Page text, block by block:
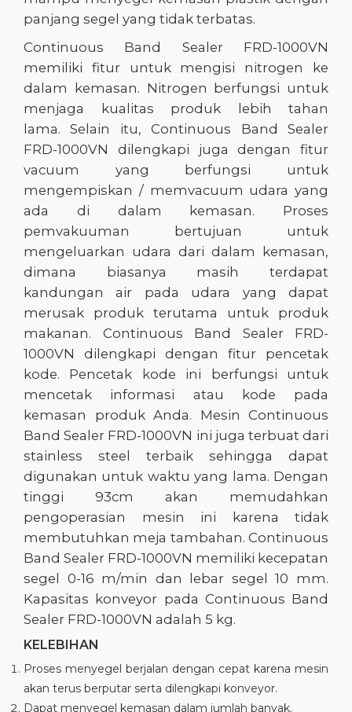
panjang segel yang tidak terbatas.
Continuous Band Sealer FRD-1000VN
memiliki fitur untuk mengisi nitrogen ke
dalam kemasan. Nitrogen berfungsi untuk
menjaga kualitas produk lebih tahan
lama. Selain itu, Continuous Band Sealer
FRD-1000VN dilengkapi juga dengan fitur
vacuum yang berfungsi untuk
mengempiskan / memvacuum udara yang
ada di dalam kemasan. Proses
pemvakuuman bertujuan untuk
mengeluarkan udara dari dalam kemasan,
dimana biasanya masih terdapat
kandungan air pada udara yang dapat
merusak produk terutama untuk produk
makanan. Continuous Band Sealer FRD-
1000VN dilengkapi dengan fitur pencetak
kode. Pencetak kode ini berfungsi untuk
mencetak informasi atau kode pada
kemasan produk Anda. Mesin Continuous
Band Sealer FRD-1000VN ini juga terbuat dari
stainless steel terbaik sehingga dapat
digunakan untuk waktu yang lama. Dengan
tinggi 93cm akan memudahkan
pengoperasian mesin ini karena tidak
membutuhkan meja tambahan. Continuous
Band Sealer FRD-1000VN memiliki kecepatan
segel 0-16 m/min dan lebar segel 10 mm.
Kapasitas konveyor pada Continuous Band
Sealer FRD-1000VN adalah 5 kg.
KELEBIHAN
Proses menyegel berjalan dengan cepat karena mesin
akan terus berputar serta dilengkapi konveyor.
Dapat menyegel kemasan dalam jumlah banyak.